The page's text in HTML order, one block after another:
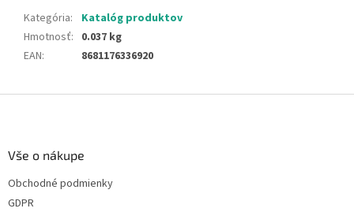
Kategória:
Katalóg produktov
Hmotnosť: 0.037 kg
EAN: 8681176336920
Vše o nákupe
Obchodné podmienky
GDPR